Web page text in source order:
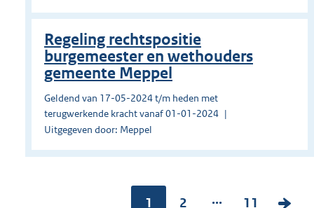
Regeling rechtspositie
burgemeester en wethouders
gemeente Meppel
Geldend van 17-05-2024 t/m heden met
terugwerkende kracht vanaf 01-01-2024
Uitgegeven door: Meppel
Pagina:
1
P
2 ...
P
11
V